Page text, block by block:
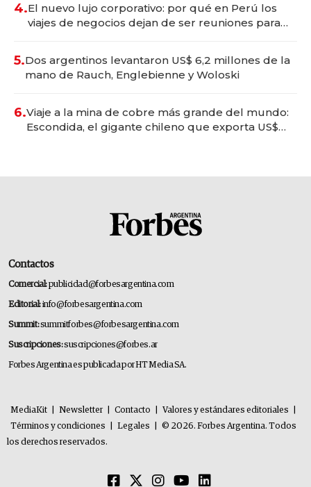
4.El nuevo lujo corporativo: por qué en Perú los
viajes de negocios dejan de ser reuniones para
5.Dos argentinos levantaron US$ 6,2 millones de la
mano de Rauch, Englebienne y Woloski
6.Viaje a la mina de cobre más grande del mundo:
Escondida, el gigante chileno que exporta US$
Contactos
Comercial:publicidad@forbesargentina.com
Editorial:info@forbesargentina.com
Summit:summitforbes@forbesargentina.com
Suscripciones:suscripciones@forbes.ar
Forbes Argentina es publicada por HT Media SA.
MediaKit Newsletter Contacto Valores y estándares editoriales
Términos y condiciones
Legales
© 2026. Forbes Argentina. Todos
los derechos reservados.